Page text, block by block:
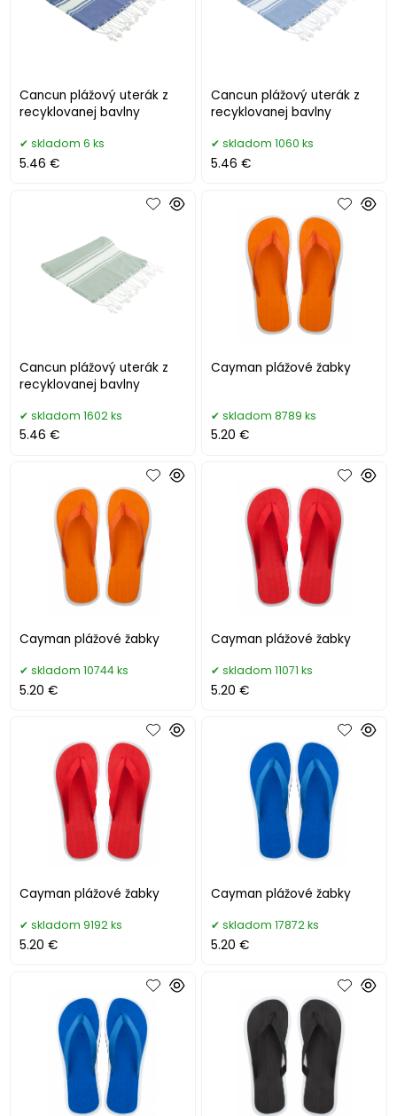
Cancun plážový uterák z
recyklovanej bavlny
skladom 6 ks
5.46 €
Cancun plážový uterák z
recyklovanej bavlny
skladom 1060 ks
5.46 €
Cancun plážový uterák z
recyklovanej bavlny
skladom 1602 ks
5.46 €
Cayman plážové žabky
skladom 8789 ks
5.20 €
Cayman plážové žabky
skladom 10744 ks
5.20 €
Cayman plážové žabky
skladom 11071 ks
5.20 €
Cayman plážové žabky
skladom 9192 ks
5.20 €
Cayman plážové žabky
skladom 17872 ks
5.20 €